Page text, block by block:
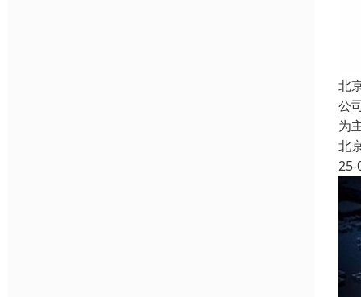
北
公
为
北
25-